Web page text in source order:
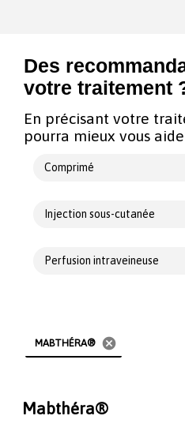
Des
votre traitement
En précisant votre
pourra mieux vous
Comprimé
Injection sous-cutanée
Perfusion intraveineuse
MABTHÉRA® cancel
Mabthéra®